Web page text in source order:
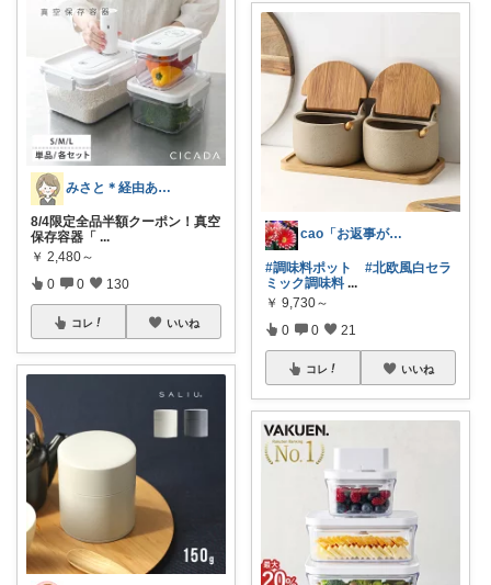
みさと＊経由ありがとうございます🧡
8/4限定全品半額クーポン！真空
保存容器「 ...
￥ 2,480～
0 0 130
コレ いいね
cao「お返事が出来ずごめんなさい」
#調味料ポット
#北欧風白セラ
ミック調味料 ...
￥ 9,730～
0 0 21
コレ いいね